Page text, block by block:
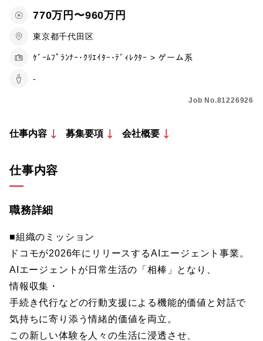
770万円〜960万円
東京都千代田区
ｹﾞｰﾑﾌﾟﾗﾝﾅｰ･ｸﾘｴｲﾀｰ･ﾃﾞｨﾚｸﾀｰ > ゲーム系
-
Job No.81226926
仕事内容 募集要項 会社概要
仕事内容
職務詳細
■組織のミッション
ドコモが2026年にリリースするAIエージェント事業。
AIエージェントが日常生活の「相棒」となり、
情報収集・
手続き代行などの行動支援による機能的価値と対話で
気持ちに寄り添う情緒的価値を両立。
この新しい体験を人々の生活に浸透させ、